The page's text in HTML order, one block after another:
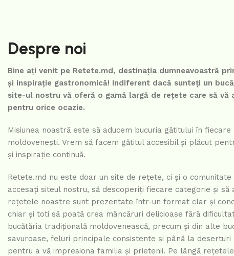
Despre noi
Bine ați venit pe Retete.md, destinația dumneavoastră
și inspirație gastronomică! Indiferent dacă sunteți un
site-ul nostru vă oferă o gamă largă de rețete care să vă
pentru orice ocazie.
Misiunea noastră este să aducem bucuria gătitului în
moldovenești. Vrem să facem gătitul accesibil și plăcut
și inspirație continuă.
Retete.md nu este doar un site de rețete, ci și o
accesați siteul nostru, să descoperiți fiecare categorie și
rețetele noastre sunt prezentate într-un format clar și
chiar și toti să poată crea mâncăruri delicioase fără
bucătăria tradițională moldovenească, precum și din alte
savuroase, feluri principale consistente și până la
pentru a vă impresiona familia și prietenii. Pe lângă